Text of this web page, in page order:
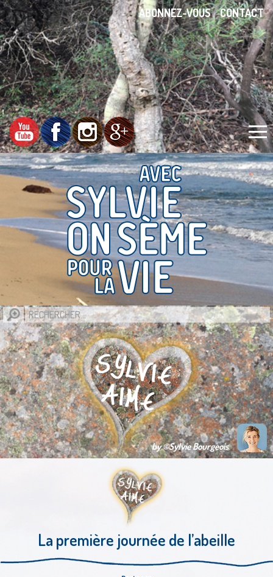
ABONNEZ-VOUS CONTACT
by ©Sylvie Bourgeois
La première journée de l’abeille